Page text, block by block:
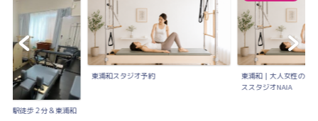
口駅徒歩２分＆東浦和
東浦和スタジオ予約
東浦和｜大人女性のた
ススタジオNAIA